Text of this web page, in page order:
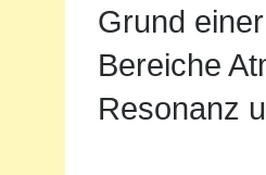
Grund
Bereiche
Resonanz